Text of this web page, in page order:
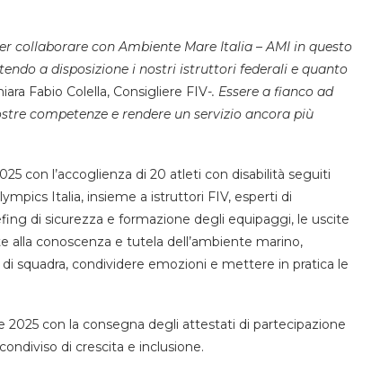
collaborare con Ambiente Mare Italia – AMI in questo
a disposizione i nostri istruttori federali e quanto
Fabio Colella, Consigliere FIV-. Essere a fianco ad
competenze e rendere un servizio ancora più
con l’accoglienza di 20 atleti con disabilità seguiti
Italia, insieme a istruttori FIV, esperti di
di sicurezza e formazione degli equipaggi, le uscite
conoscenza e tutela dell’ambiente marino,
squadra, condividere emozioni e mettere in pratica le
con la consegna degli attestati di partecipazione
di crescita e inclusione.